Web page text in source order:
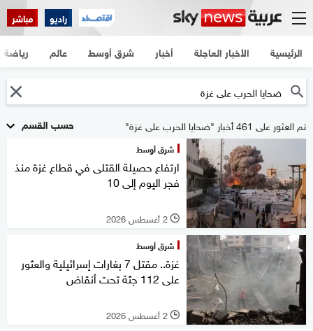
راديو مباشر
الرئيسية الأخبار العاجلة أخبار شرق أوسط عالم رياضة
حسب القسم تم العثور على 461 أخبار "ضحايا الحرب على غزة"
شرق أوسط
ارتفاع حصيلة القتلى في قطاع غزة منذ
فجر اليوم إلى 10
l 2 أغسطس 2026
شرق أوسط
غزة.. مقتل 7 بغارات إسرائيلية والعثور
على 112 جثة تحت أنقاض
l 2 أغسطس 2026